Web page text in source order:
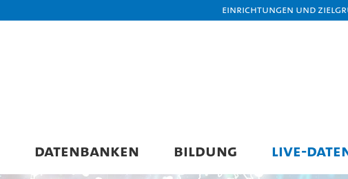
Einrichtungen und
DATENBANKEN BILDUNG LIVE-